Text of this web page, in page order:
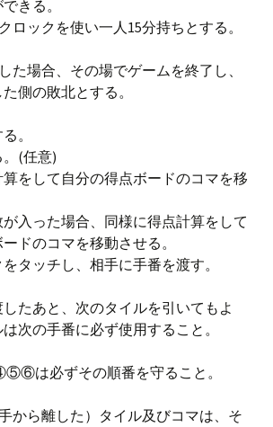
ができる。
ロックを使い一人15分持ちとする。
た場合、その場でゲームを終了し、
した側の敗北とする。
する。
る。(任意)
をして自分の得点ボードのコマを移
入った場合、同様に得点計算をして
ボードのコマを移動させる。
タッチし、相手に手番を渡す。
たあと、次のタイルを引いてもよ
は次の手番に必ず使用すること。
は必ずその順番を守ること。
から離した）タイル及びコマは、そ